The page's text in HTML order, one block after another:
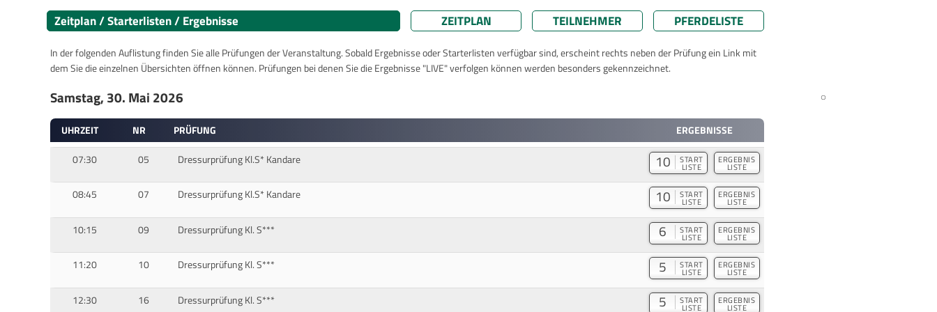
Zeitplan / Starterlisten / Ergebnisse ZEITPLAN TEILNEHMER PFERDELISTE
In der folgenden Auflistung finden Sie alle Prüfungen der Veranstaltung. Sobald Ergebnisse oder Starterlisten verfügbar sind, erscheint rechts neben der Prüfung ein Link mit
dem Sie die einzelnen Übersichten öffnen können. Prüfungen bei denen Sie die Ergebnisse "LIVE" verfolgen können werden besonders gekennzeichnet.
Samstag, 30. Mai 2026
UHRZEIT NR PRÜFUNG
ERGEBNISSE
07:30
05 Dressurprüfung Kl.S* Kandare 10 START
LISTE
ERGEBNIS
LISTE
08:45 07 Dressurprüfung Kl.S* Kandare 10 START
LISTE
ERGEBNIS
LISTE
10:15 09 Dressurprüfung Kl. S*** 6 START
LISTE
ERGEBNIS
LISTE
11:20 10 Dressurprüfung Kl. S*** 5 START
LISTE
ERGEBNIS
LISTE
12:30 16 Dressurprüfung Kl. S*** 5 START
LISTE
ERGEBNIS
LISTE